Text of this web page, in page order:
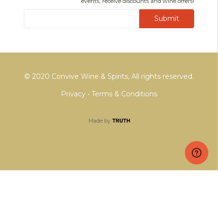
Submit
© 2020 Convive Wine & Spirits, All rights reserved.
Privacy • Terms & Conditions
Made by